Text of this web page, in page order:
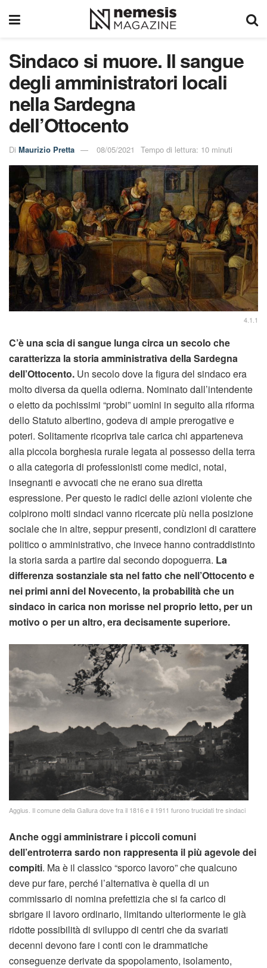
Sindaco si muore. Il sangue
degli amministratori locali
nella Sardegna
dell’Ottocento
Di Maurizio Pretta 08/05/2021 Tempo di lettura: 10 minuti
4.1.1
C’è una scia di sangue lunga circa un secolo che
caratterizza la storia amministrativa della Sardegna
dell’Ottocento. Un secolo dove la figura del sindaco era
molto diversa da quella odierna. Nominato dall’intendente
o eletto da pochissimi “probi” uomini in seguito alla riforma
dello Statuto albertino, godeva di ampie prerogative e
poteri. Solitamente ricopriva tale carica chi apparteneva
alla piccola borghesia rurale legata al possesso della terra
o alla categoria di professionisti come medici, notai,
insegnanti e avvocati che ne erano sua diretta
espressione. Per questo le radici delle azioni violente che
colpirono molti sindaci vanno ricercate più nella posizione
sociale che in altre, seppur presenti, condizioni di carattere
politico o amministrativo, che invece hanno contraddistinto
la storia sarda a partire dal secondo dopoguerra. La
differenza sostanziale sta nel fatto che nell’Ottocento e
nei primi anni del Novecento, la probabilità che un
sindaco in carica non morisse nel proprio letto, per un
motivo o per un altro, era decisamente superiore.
Aggius. Il comune della Gallura dove fra il 1816 e il 1911 furono trucidati tre sindaci
Anche oggi amministrare i piccoli comuni
dell’entroterra sardo non rappresenta il più agevole dei
compiti. Ma è il classico “sporco lavoro” che qualcuno
deve pur fare, perché l’alternativa è quella di un
commissario di nomina prefettizia che si fa carico di
sbrigare il lavoro ordinario, limitando ulteriormente le già
ridotte possibilità di sviluppo di centri che da svariati
decenni devono fare i conti con le drammatiche
conseguenze derivate da spopolamento, isolamento,